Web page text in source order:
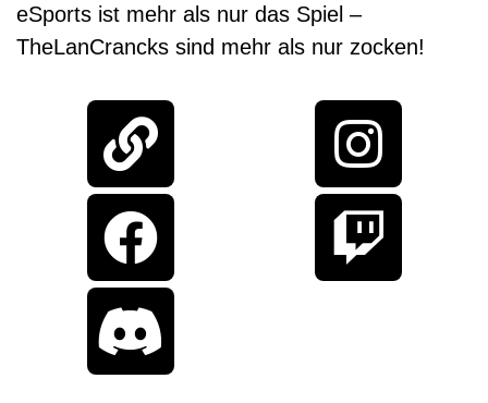
eSports ist mehr als nur das Spiel –
TheLanCrancks sind mehr als nur zocken!